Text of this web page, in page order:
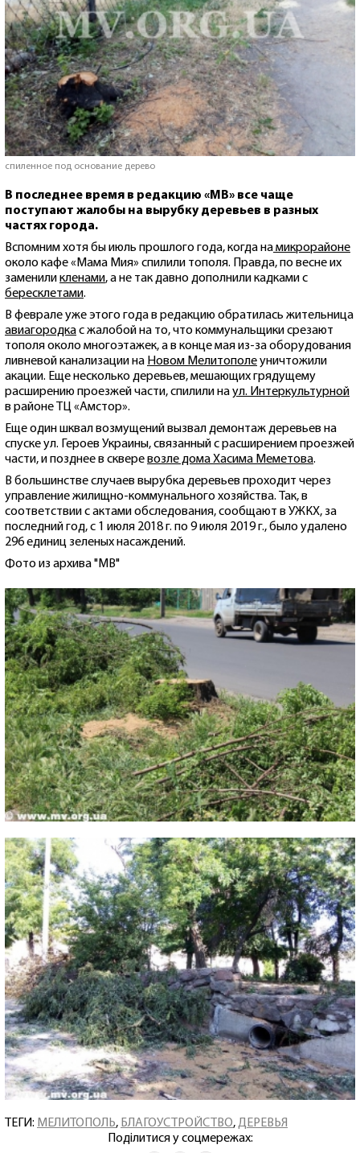
спиленное под основание дерево
В последнее время в редакцию «МВ» все чаще
поступают жалобы на вырубку деревьев в разных
частях города.
Вспомним хотя бы июль прошлого года, когда намикрорайоне
около кафе «Мама Мия» спилили тополя. Правда, по весне их
замениликленами, а не так давно дополнили кадками с
бересклетами.
В феврале уже этого года в редакцию обратилась жительница
авиагородкас жалобой на то, что коммунальщики срезают
тополя около многоэтажек, а в конце мая из-за оборудования
ливневой канализации на Новом Мелитополеуничтожили
акации. Еще несколько деревьев, мешающих грядущему
расширению проезжей части, спилили наул. Интеркультурной
в районе ТЦ «Амстор».
Еще один шквал возмущений вызвал демонтаж деревьев на
спуске ул. Героев Украины, связанный с расширением проезжей
части, и позднее в скверевозле дома Хасима Меметова.
В большинстве случаев вырубка деревьев проходит через
управление жилищно-коммунального хозяйства. Так, в
соответствии с актами обследования, сообщают в УЖКХ, за
последний год, с 1 июля 2018 г. по 9 июля 2019 г., было удалено
296 единиц зеленых насаждений.
Фото из архива "МВ"
ТЕГИ: МЕЛИТОПОЛЬ, БЛАГОУСТРОЙСТВО,ДЕРЕВЬЯ
Поділитися у соцмережах: